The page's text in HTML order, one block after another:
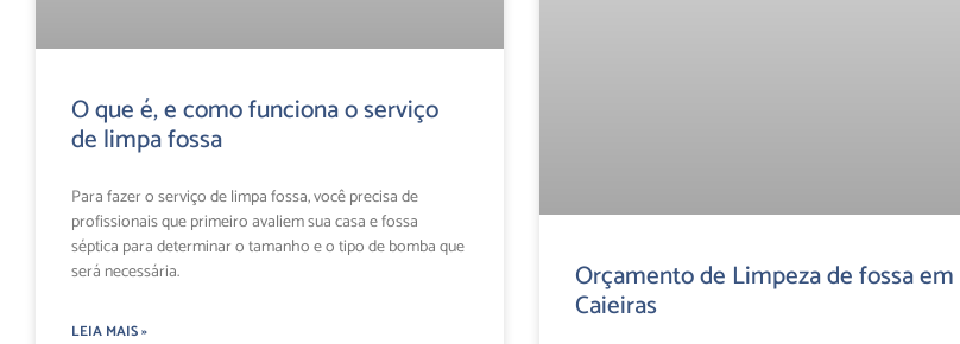
O que é, e como funciona o serviço
de limpa fossa
Para fazer o serviço de limpa fossa, você precisa de
profissionais que primeiro avaliem sua casa e fossa
séptica para determinar o tamanho e o tipo de bomba que
será necessária.
LEIA MAIS »
Orçamento de Limpeza de fossa em
Caieiras